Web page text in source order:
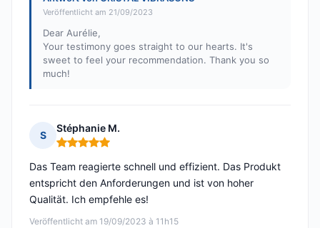
Veröffentlicht am 21/09/2023
Dear Aurélie,
Your testimony goes straight to our hearts. It's
sweet to feel your recommendation. Thank you so
much!
S
Stéphanie M.
Hinweis: 5 von 5
Veröffentlicht am 19/09/2023 à 11h15
Das Team reagierte schnell und effizient. Das Produkt
entspricht den Anforderungen und ist von hoher
Qualität. Ich empfehle es!